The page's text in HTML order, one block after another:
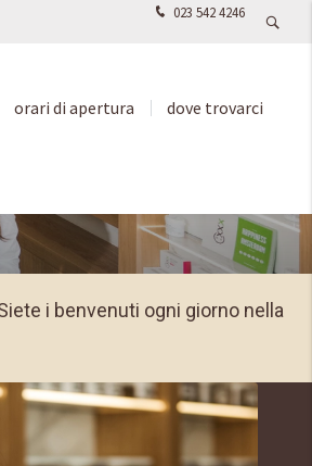
023 542 4246
orari di apertura dove trovarci
i benvenuti ogni giorno nella